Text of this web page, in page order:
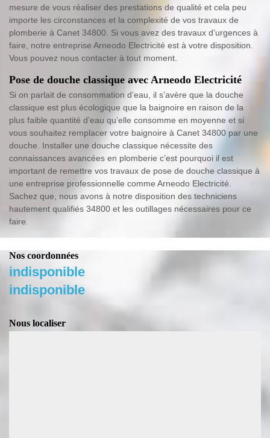
mesure de vous réaliser des prestations de qualité et cela peu
importe les circonstances et la complexité de vos travaux de
plomberie à Canet 34800. Si vous avez des travaux d’urgences à
faire, notre entreprise Arneodo Electricité est à votre disposition.
Vous pouvez nous contacter à tout moment.
Pose de douche classique avec Arneodo Electricité
Si on parlait de consommation d’eau, il s’avère que la douche
classique est plus écologique que la baignoire en raison de la
plus faible quantité d’eau qu’elle consomme en moyenne et si
vous souhaitez remplacer votre baignoire à Canet 34800 par une
douche. Installer une douche classique nécessite des
connaissances avancées en plomberie c’est pourquoi il est
important de remettre vos travaux de pose de douche classique à
une entreprise professionnelle comme Arneodo Electricité.
Sachez que, nous avons à notre disposition des techniciens
hautement qualifiés 34800 et les outillages nécessaires pour ce
faire.
Nos coordonnées
indisponible
indisponible
Nous localiser